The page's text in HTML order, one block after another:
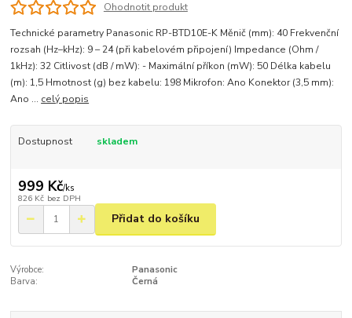
Ohodnotit produkt
Technické parametry Panasonic RP-BTD10E-K Měnič (mm): 40 Frekvenční
rozsah (Hz–kHz): 9 – 24 (při kabelovém připojení) Impedance (Ohm /
1kHz): 32 Citlivost (dB / mW): - Maximální příkon (mW): 50 Délka kabelu
(m): 1,5 Hmotnost (g) bez kabelu: 198 Mikrofon: Ano Konektor (3,5 mm):
Ano ... celý popis
Dostupnost skladem
999 Kč/ks
826 Kč bez DPH
Přidat do košíku
Výrobce:
Panasonic
Barva:
Černá